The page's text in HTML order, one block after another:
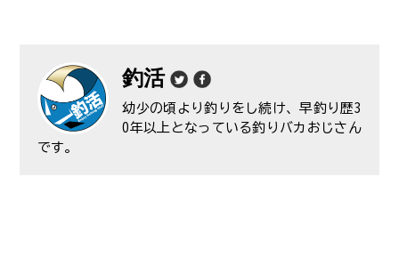
釣活
幼少の頃より釣りをし続け、早釣り歴3
0年以上となっている釣りバカおじさん
です。